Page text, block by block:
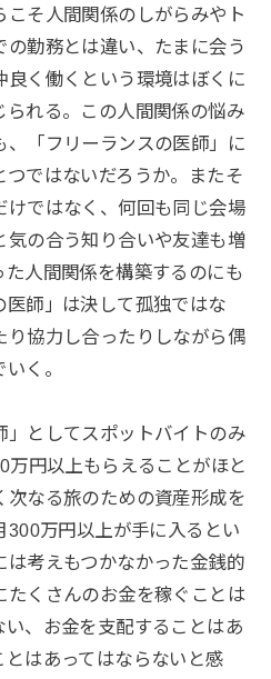
こそ人間関係のしがらみやト
の勤務とは違い、たまに会う
良く働くという環境はぼくに
られる。この人間関係の悩み
、「フリーランスの医師」に
ではないだろうか。またそ
けではなく、何回も同じ会場
気の合う知り合いや友達も増
た人間関係を構築するのにも
師」は決して孤独ではな
り協力し合ったりしながら偶
く。
」としてスポットバイトのみ
万円以上もらえることがほと
次なる旅のための資産形成を
300万円以上が手に入るとい
は考えもつかなかった金銭的
たくさんのお金を稼ぐことは
、お金を支配することはあ
とはあってはならないと感